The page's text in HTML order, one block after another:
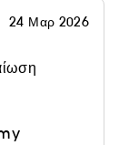
24 Μαρ 2026